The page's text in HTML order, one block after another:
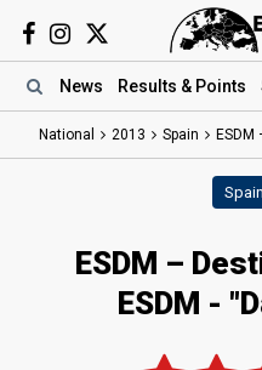
News Results & Points
National 2013 Spain
ESDM –
ESDM -